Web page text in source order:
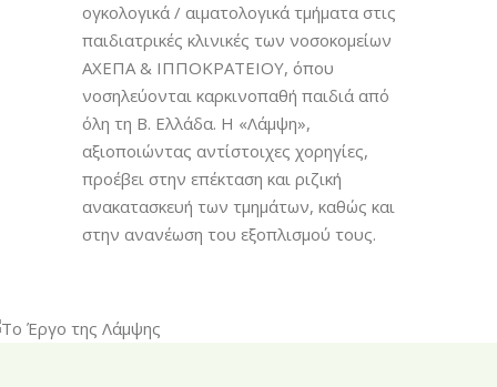
ογκολογικά / αιματολογικά τμήματα στις
παιδιατρικές κλινικές των νοσοκομείων
ΑΧΕΠΑ & ΙΠΠΟΚΡΑΤΕΙΟΥ, όπου
νοσηλεύονται καρκινοπαθή παιδιά από
όλη τη Β. Ελλάδα. Η «Λάμψη»,
αξιοποιώντας αντίστοιχες χορηγίες,
προέβει στην επέκταση και ριζική
ανακατασκευή των τμημάτων, καθώς και
στην ανανέωση του εξοπλισμού τους.